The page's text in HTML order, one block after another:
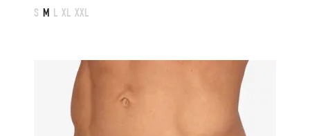
S M L XL XXL